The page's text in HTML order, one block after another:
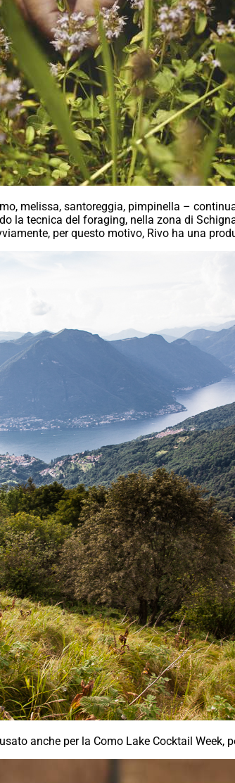
melissa, santoreggia, pimpinella –
la tecnica del foraging, nella zona di
per questo motivo, Rivo ha una
anche per la Como Lake Cocktail Week,